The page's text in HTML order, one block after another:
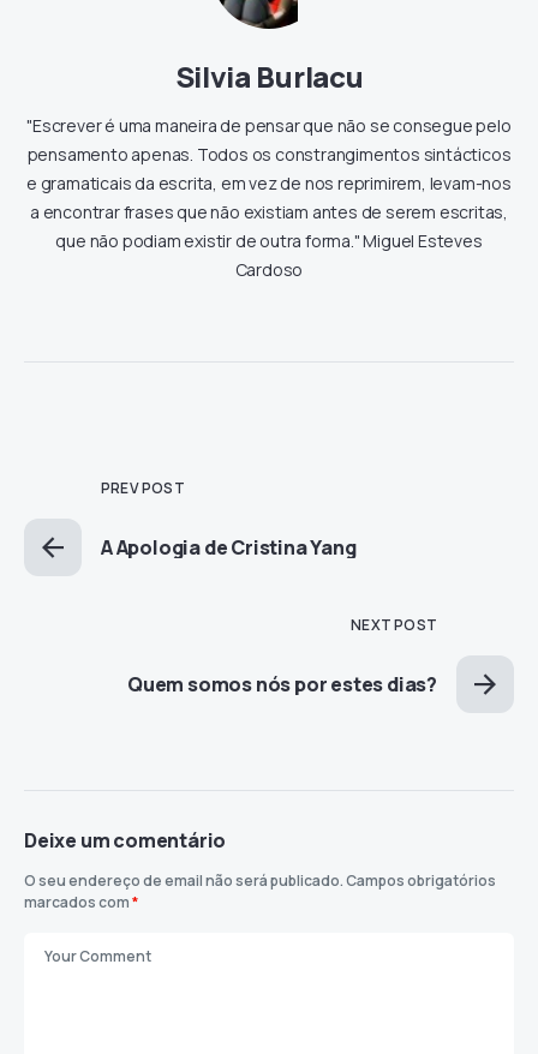
Silvia Burlacu
"Escrever é uma maneira de pensar que não se consegue pelo
pensamento apenas. Todos os constrangimentos sintácticos
e gramaticais da escrita, em vez de nos reprimirem, levam-nos
a encontrar frases que não existiam antes de serem escritas,
que não podiam existir de outra forma." Miguel Esteves
Cardoso
PREV POST
A Apologia de Cristina Yang
NEXT POST
Quem somos nós por estes dias?
Deixe um comentário
O seu endereço de email não será publicado.Campos obrigatórios
marcados com*